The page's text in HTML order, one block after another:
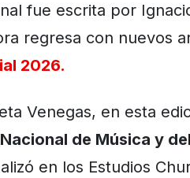
fue escrita por
regresa con nuevos
2026.
Venegas, en esta
de Música y
en los Estudios